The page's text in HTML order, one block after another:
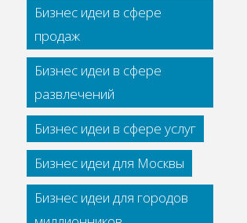
Бизнес идеи в сфере
продаж
Бизнес идеи в сфере
развлечений
Бизнес идеи в сфере услуг
Бизнес идеи для Москвы
Бизнес идеи для городов